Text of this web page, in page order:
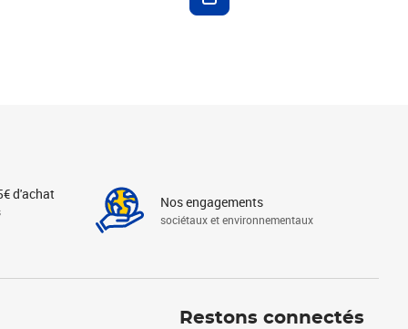
d'achat Nos engagements
sociétaux et environnementaux
Restons connectés